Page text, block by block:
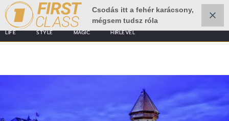
LIFE STYLE MAGIC HÍRLEVÉL
Csodás itt a fehér karácsony,
mégsem tudsz róla